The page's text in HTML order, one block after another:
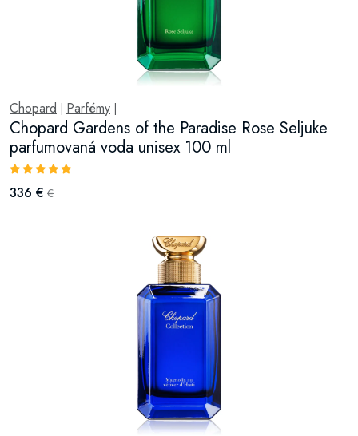
Chopard Parfémy
Chopard Gardens of the Paradise Rose Seljuke
parfumovaná voda unisex 100 ml
336 € €